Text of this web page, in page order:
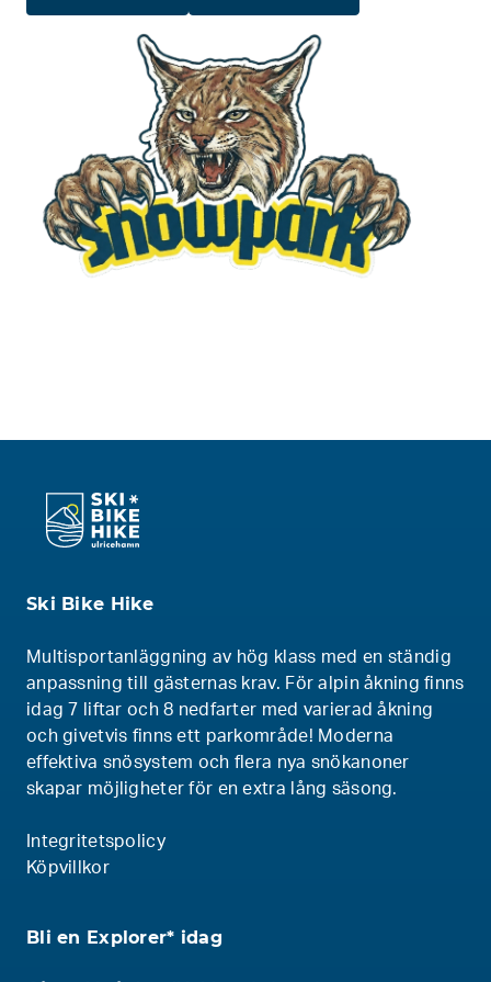
Ski Bike Hike
Multisportanläggning av hög klass med en ständig
anpassning till gästernas krav. För alpin åkning finns
idag 7 liftar och 8 nedfarter med varierad åkning
och givetvis finns ett parkområde! Moderna
effektiva snösystem och flera nya snökanoner
skapar möjligheter för en extra lång säsong.
Integritetspolicy
Köpvillkor
Bli en Explorer* idag